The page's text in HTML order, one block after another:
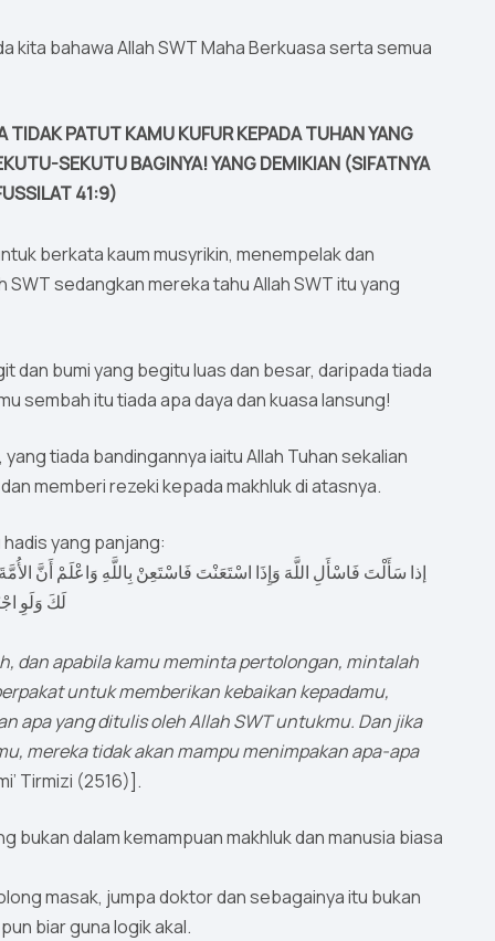
kita bahawa Allah SWT Maha Berkuasa serta semua
PATUT KAMU KUFUR KEPADA TUHAN YANG
SEKUTU BAGINYA! YANG DEMIKIAN (SIFATNYA
41:9)
berkata kaum musyrikin, menempelak dan
sedangkan mereka tahu Allah SWT itu yang
dan bumi yang begitu luas dan besar, daripada tiada
sembah itu tiada apa daya dan kuasa lansung!
tiada bandingannya iaitu Allah Tuhan sekalian
memberi rezeki kepada makhluk di atasnya.
hadis yang panjang:
إذا سَأَلْتَ فَاسْأَلِ اللَّهَ وَإِذَا اسْتَعَنْتَ فَاسْتَعِنْ بِاللَّهِ وَاعْلَمْ أَنَّ
لَكَ وَلَوِ
dan apabila kamu meminta pertolongan, mintalah
untuk memberikan kebaikan kepadamu,
apa yang ditulis oleh Allah SWT untukmu. Dan jika
mereka tidak akan mampu menimpakan apa-apa
Tirmizi (2516)].
bukan dalam kemampuan makhluk dan manusia biasa
masak, jumpa doktor dan sebagainya itu bukan
biar guna logik akal.